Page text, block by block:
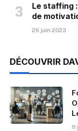
Le staffing
de
26 juin 2023
DÉCOUVRIR